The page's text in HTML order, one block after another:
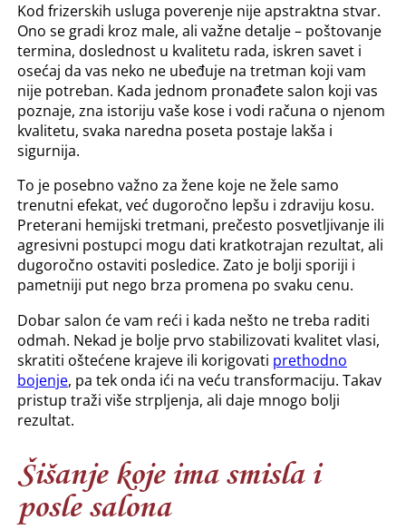
Kod frizerskih usluga poverenje nije apstraktna stvar.
Ono se gradi kroz male, ali važne detalje – poštovanje
termina, doslednost u kvalitetu rada, iskren savet i
osećaj da vas neko ne ubeđuje na tretman koji vam
nije potreban. Kada jednom pronađete salon koji vas
poznaje, zna istoriju vaše kose i vodi računa o njenom
kvalitetu, svaka naredna poseta postaje lakša i
sigurnija.
To je posebno važno za žene koje ne žele samo
trenutni efekat, već dugoročno lepšu i zdraviju kosu.
Preterani hemijski tretmani, prečesto posvetljivanje ili
agresivni postupci mogu dati kratkotrajan rezultat, ali
dugoročno ostaviti posledice. Zato je bolji sporiji i
pametniji put nego brza promena po svaku cenu.
Dobar salon će vam reći i kada nešto ne treba raditi
odmah. Nekad je bolje prvo stabilizovati kvalitet vlasi,
skratiti oštećene krajeve ili korigovati prethodno
bojenje, pa tek onda ići na veću transformaciju. Takav
pristup traži više strpljenja, ali daje mnogo bolji
rezultat.
Šišanje koje ima smisla i
posle salona